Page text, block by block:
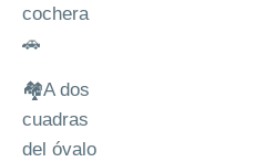
cochera
🚗
🏘️A dos
cuadras
del óvalo